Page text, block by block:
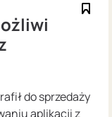
do sprzedaży
aplikacji z